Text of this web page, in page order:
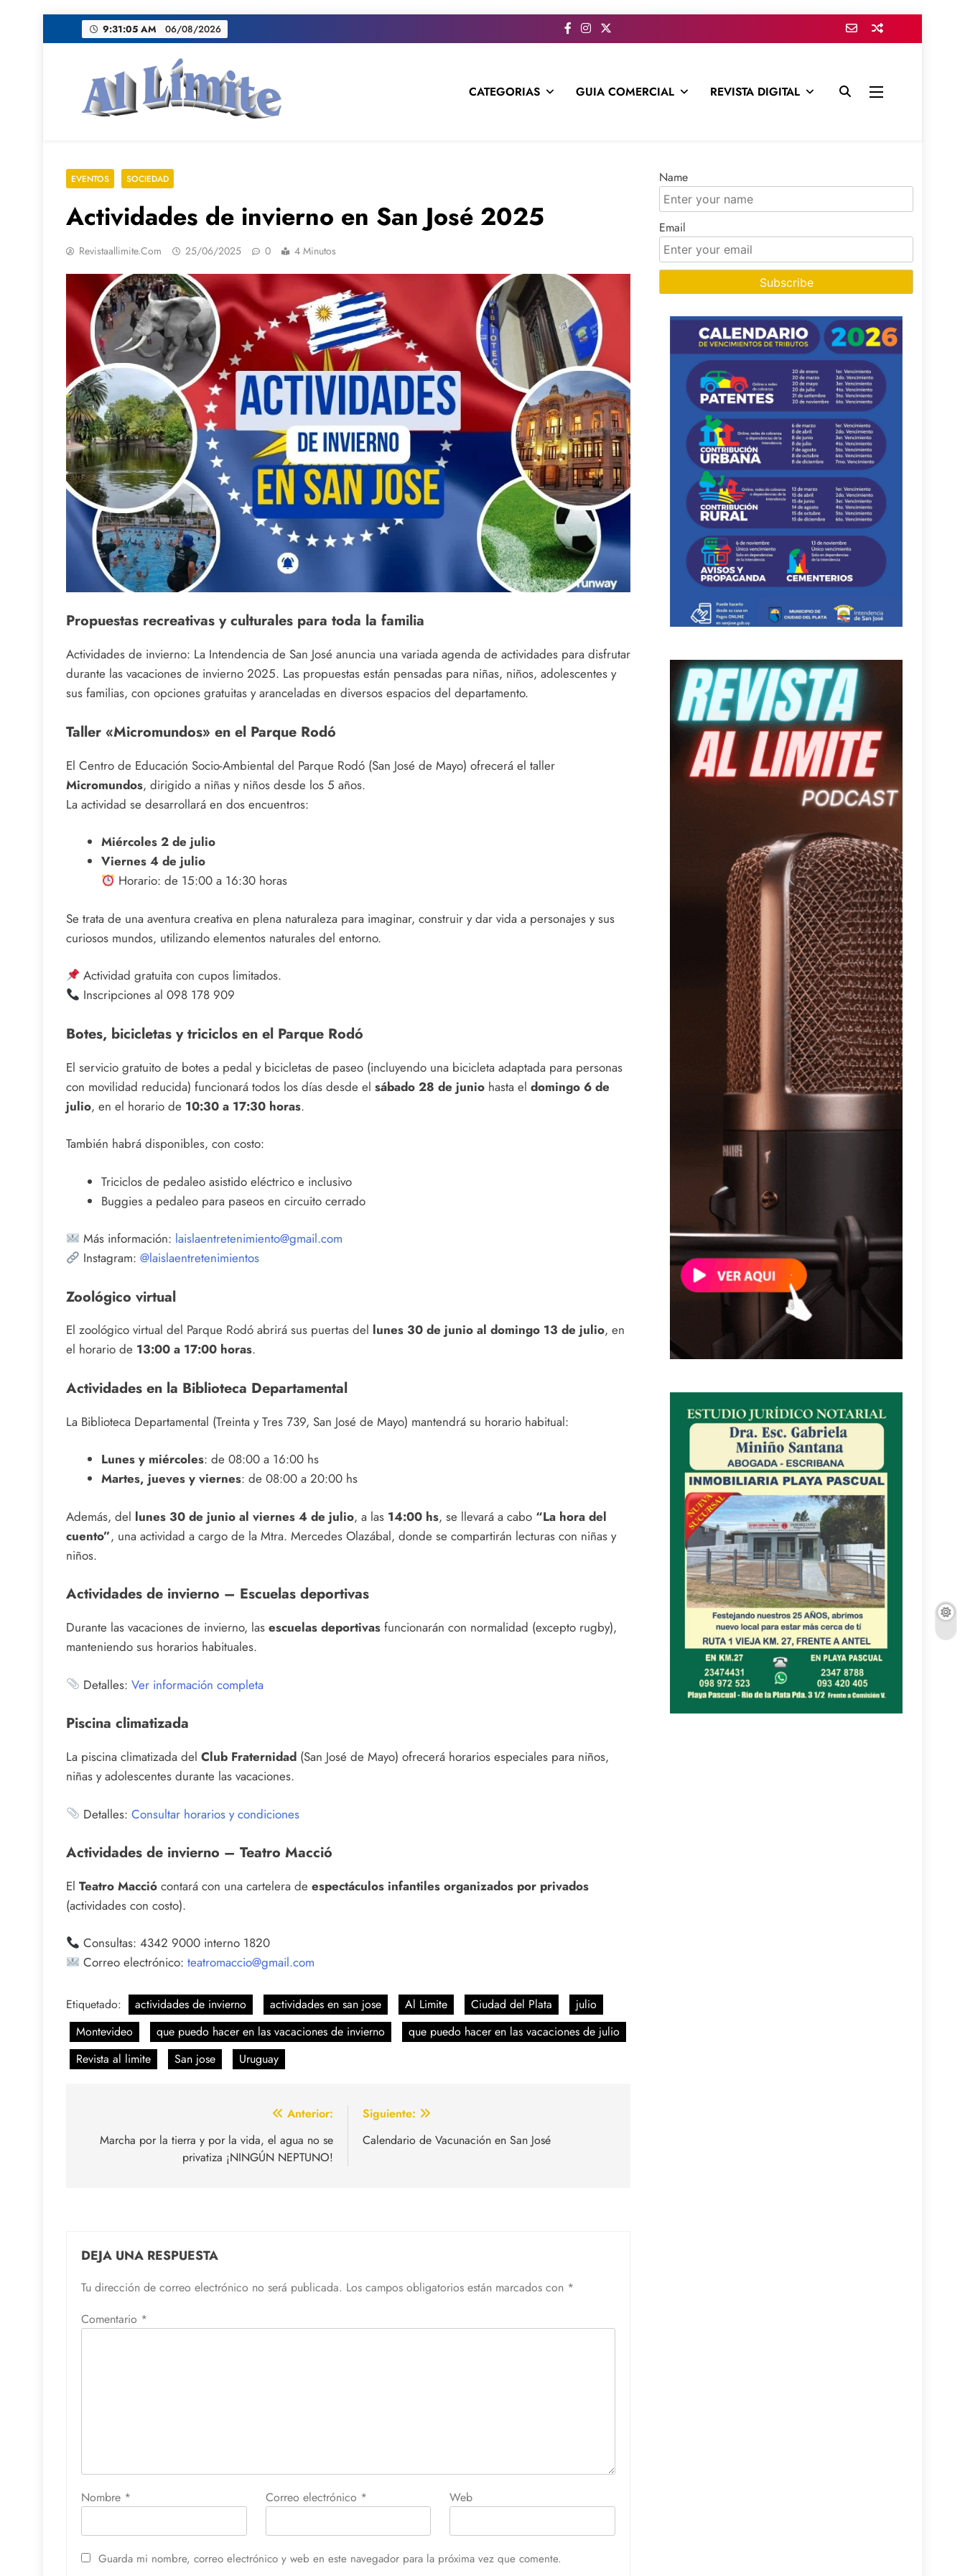
al
9:31:07 AM 06/08/2026
CATEGORIAS GUIA COMERCIAL REVISTA DIGITAL
EVENTOS SOCIEDAD
Actividades de invierno en San José 2025
Revistaallimite.com 25/06/2025 0 4 Minutos
Propuestas recreativas y culturales para toda la familia
Actividades de invierno: La Intendencia de San José anuncia una variada agenda de actividades para disfrutar
durante las vacaciones de invierno 2025. Las propuestas están pensadas para niñas, niños, adolescentes y
sus familias, con opciones gratuitas y aranceladas en diversos espacios del departamento.
Taller «Micromundos» en el Parque Rodó
El Centro de Educación Socio-Ambiental del Parque Rodó (San José de Mayo) ofrecerá el taller
Micromundos, dirigido a niñas y niños desde los 5 años.
La actividad se desarrollará en dos encuentros:
Miércoles 2 de julio
Viernes 4 de julio
Horario: de 15:00 a 16:30 horas
Se trata de una aventura creativa en plena naturaleza para imaginar, construir y dar vida a personajes y sus
curiosos mundos, utilizando elementos naturales del entorno.
Actividad gratuita con cupos limitados.
Inscripciones al 098 178 909
Botes, bicicletas y triciclos en el Parque Rodó
El servicio gratuito de botes a pedal y bicicletas de paseo (incluyendo una bicicleta adaptada para personas
con movilidad reducida) funcionará todos los días desde el sábado 28 de junio hasta el domingo 6 de
julio, en el horario de 10:30 a 17:30 horas.
También habrá disponibles, con costo:
Triciclos de pedaleo asistido eléctrico e inclusivo
Buggies a pedaleo para paseos en circuito cerrado
Más información: laislaentretenimiento@gmail.com
Instagram:@laislaentretenimientos
Zoológico virtual
El zoológico virtual del Parque Rodó abrirá sus puertas del lunes 30 de junio al domingo 13 de julio, en
el horario de 13:00 a 17:00 horas.
Actividades en la Biblioteca Departamental
La Biblioteca Departamental (Treinta y Tres 739, San José de Mayo) mantendrá su horario habitual:
Lunes y miércoles: de 08:00 a 16:00 hs
Martes, jueves y viernes: de 08:00 a 20:00 hs
Además, del lunes 30 de junio al viernes 4 de julio, a las 14:00 hs, se llevará a cabo “La hora del
cuento”, una actividad a cargo de la Mtra. Mercedes Olazábal, donde se compartirán lecturas con niñas y
niños.
Actividades de invierno – Escuelas deportivas
Durante las vacaciones de invierno, las escuelas deportivas funcionarán con normalidad (excepto rugby),
manteniendo sus horarios habituales.
Detalles:Ver información completa
Piscina climatizada
La piscina climatizada del Club Fraternidad (San José de Mayo) ofrecerá horarios especiales para niños,
niñas y adolescentes durante las vacaciones.
Detalles:Consultar horarios y condiciones
Actividades de invierno – Teatro Macció
El Teatro Macció contará con una cartelera de espectáculos infantiles organizados por privados
(actividades con costo).
Consultas: 4342 9000 interno 1820
Correo electrónico:teatromaccio@gmail.com
Etiquetado: actividades de invierno actividades en san jose Al Limite Ciudad del Plata
julio
Montevideo
que puedo hacer en las vacaciones de invierno
que puedo hacer en las vacaciones de julio
Revista al limite
San jose Uruguay
de
Anterior:
Marcha por la tierra y por la vida, el agua no se
privatiza ¡NINGÚN NEPTUNO!
Siguiente:
Calendario de Vacunación en San José
DEJA UNA RESPUESTA
Tu dirección de correo electrónico no será publicada. Los campos obligatorios están marcados con *
Comentario *
Nombre * Correo electrónico * Web
Guarda mi nombre, correo electrónico y web en este navegador para la próxima vez que comente.
Name
Email